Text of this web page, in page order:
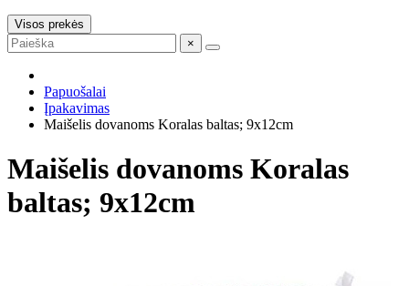
Visos prekės
×
Papuošalai
Įpakavimas
Maišelis dovanoms Koralas baltas; 9x12cm
Maišelis dovanoms Koralas
baltas; 9x12cm